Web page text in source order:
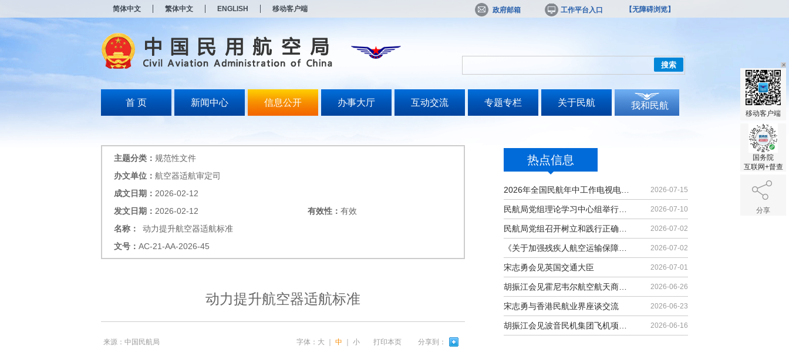
简体中文 繁体中文 ENGLISH 移动客户端 政府邮箱 工作平台入口 【无障碍浏览】
搜索
首 页 新闻中心 信息公开 办事大厅 互动交流 专题专栏 关于民航 我和民航
热点信息
2026-07-15
2026-07-10
2026-07-02
2026-07-02
宋志勇会见英国交通大臣 2026-07-01
2026-06-26
宋志勇与香港民航业界座谈交流 2026-06-23
2026-06-16
主题分类： 规范性文件
办文单位： 航空器适航审定司
成文日期： 2026-02-12
发文日期： 2026-02-12 有效性： 有效
名称：
动力提升航空器适航标准
文号： AC-21-AA-2026-45
动力提升航空器适航标准
来源：中国民航局 字体： 大 中 小 打印本页 分享到：
移动客户端
国务院
互联网+督查
分享
打
无
障